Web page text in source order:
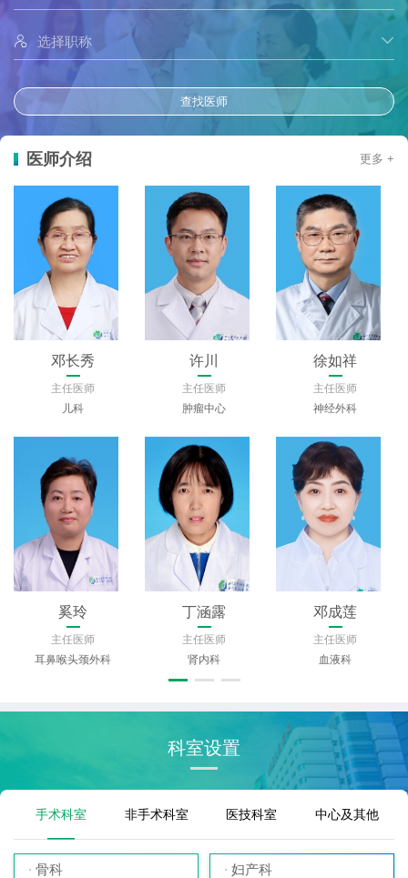

查找医师
医师介绍 更多 +
周蕾蕾
主任医师
乳腺外科
唐义平
主任医师
省老年医学中心
杨艳
主任医师
内分泌科
王建东
主任医师
李依
主任医师
汤荣光
主任医师
妇产科
科室设置
手术科室 非手术科室 医技科室 中心及其他
骨科 妇产科